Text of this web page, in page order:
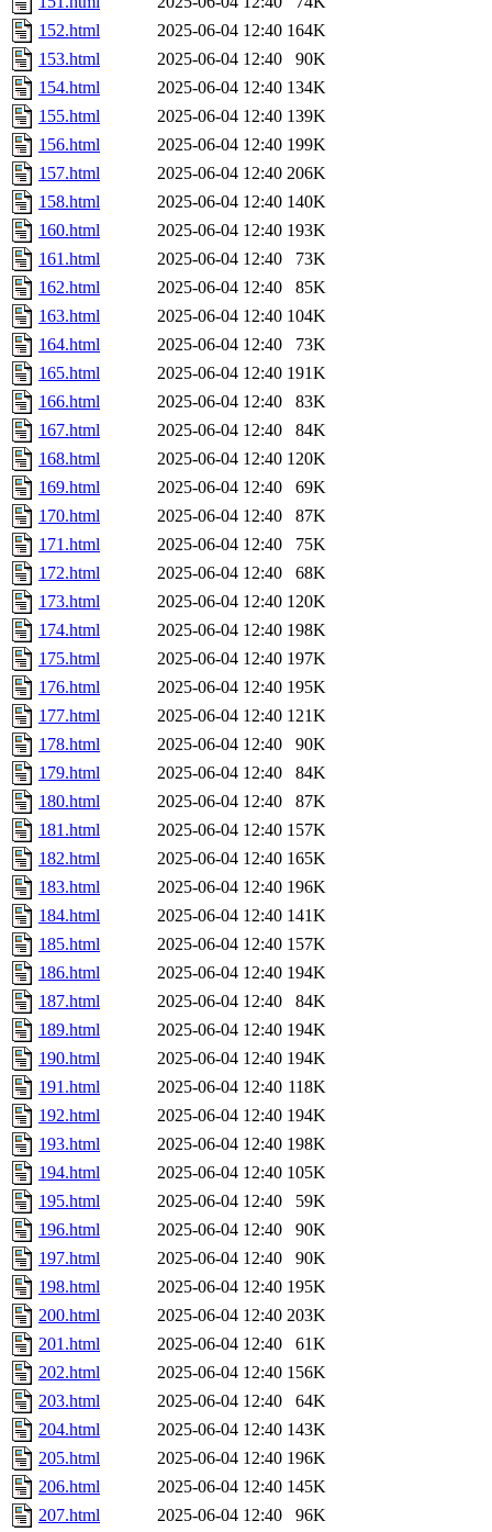
152.html
2025-06-04 12:40 164K
153.html
2025-06-04 12:40
90K
154.html
2025-06-04 12:40 134K
155.html
2025-06-04 12:40 139K
156.html
2025-06-04 12:40 199K
157.html
2025-06-04 12:40 206K
158.html
2025-06-04 12:40 140K
160.html
2025-06-04 12:40 193K
161.html
2025-06-04 12:40
73K
162.html
2025-06-04 12:40
85K
163.html
2025-06-04 12:40 104K
164.html
2025-06-04 12:40
73K
165.html
2025-06-04 12:40 191K
166.html
2025-06-04 12:40
83K
167.html
2025-06-04 12:40
84K
168.html
2025-06-04 12:40 120K
169.html
2025-06-04 12:40
69K
170.html
2025-06-04 12:40
87K
171.html
2025-06-04 12:40
75K
172.html
2025-06-04 12:40
68K
173.html
2025-06-04 12:40 120K
174.html
2025-06-04 12:40 198K
175.html
2025-06-04 12:40 197K
176.html
2025-06-04 12:40 195K
177.html
2025-06-04 12:40 121K
178.html
2025-06-04 12:40
90K
179.html
2025-06-04 12:40
84K
180.html
2025-06-04 12:40
87K
181.html
2025-06-04 12:40 157K
182.html
2025-06-04 12:40 165K
183.html
2025-06-04 12:40 196K
184.html
2025-06-04 12:40 141K
185.html
2025-06-04 12:40 157K
186.html
2025-06-04 12:40 194K
187.html
2025-06-04 12:40
84K
189.html
2025-06-04 12:40 194K
190.html
2025-06-04 12:40 194K
191.html
2025-06-04 12:40 118K
192.html
2025-06-04 12:40 194K
193.html
2025-06-04 12:40 198K
194.html
2025-06-04 12:40 105K
195.html
2025-06-04 12:40
59K
196.html
2025-06-04 12:40
90K
197.html
2025-06-04 12:40
90K
198.html
2025-06-04 12:40 195K
200.html
2025-06-04 12:40 203K
201.html
2025-06-04 12:40
61K
202.html
2025-06-04 12:40 156K
203.html
2025-06-04 12:40
64K
204.html
2025-06-04 12:40 143K
205.html
2025-06-04 12:40 196K
206.html
2025-06-04 12:40 145K
207.html
2025-06-04 12:40
96K